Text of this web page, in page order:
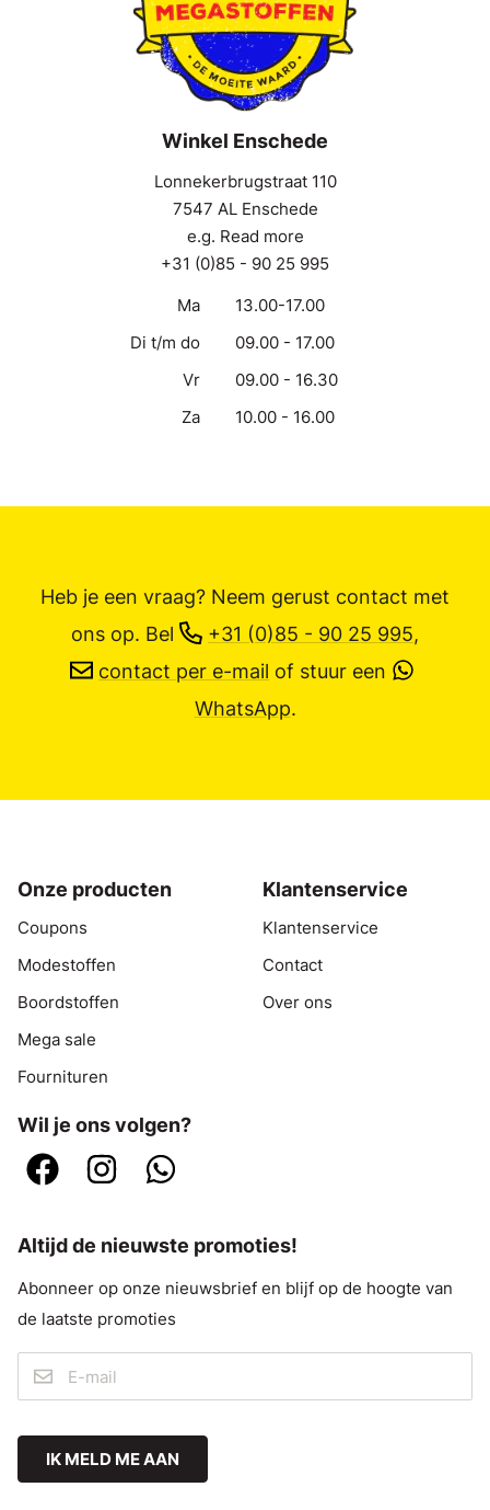
Winkel Enschede
Lonnekerbrugstraat 110
7547 AL Enschede
e.g. Read more
+31 (0)85 - 90 25 995
Ma
13.00-17.00
Di t/m do
09.00 - 17.00
Vr
09.00 - 16.30
Za
10.00 - 16.00
Heb je een vraag? Neem gerust contact met
ons op. Bel +31 (0)85 - 90 25 995,
contact per e-mail of stuur een
WhatsApp.
Onze producten
Coupons
Modestoffen
Boordstoffen
Mega sale
Fournituren
Klantenservice
Klantenservice
Contact
Over ons
Wil je ons volgen?
Altijd de nieuwste promoties!
Abonneer op onze nieuwsbrief en blijf op de hoogte van
de laatste promoties
IK MELD ME AAN